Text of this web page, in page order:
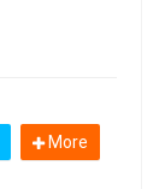
More